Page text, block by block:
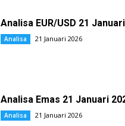
Analisa EUR/USD 21
Analisa 21 Januari 2026
Analisa Emas 21 Januari
Analisa 21 Januari 2026